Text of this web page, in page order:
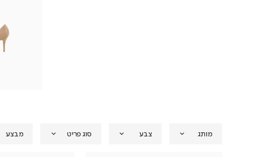
מותג צבע סוג פריט מבצע